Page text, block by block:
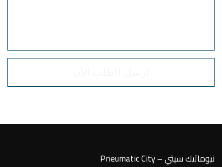
نيوماتيك سيتي – Pneumatic City